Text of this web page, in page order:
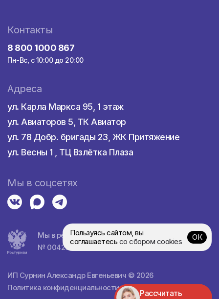
Рассчитать
Контакты
8 800 1000 867
Пн-Вс, с 10:00 до 20:00
Адреса
ул. Карла Маркса 95, 1 этаж
ул. Авиаторов 5, ТК Авиатор
ул. 78 Добр. бригады 23, ЖК Притяжение
ул. Весны 1 , ТЦ Взлётка Плаза
Мы в соцсетях
ИП Сурнин Александр Евгеньевич © 2026
Политика конфиденциальности•Пример договора
Мы в реестре турагентств
№ 0042839
Пользуясь сайтом, вы
соглашаетесь со сбором cookies ОК